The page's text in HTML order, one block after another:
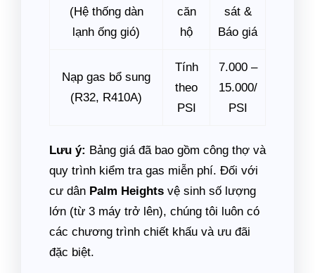
(Hệ thống dàn
lạnh ống gió)
căn
hộ
sát &
Báo giá
Nạp gas bổ sung
(R32, R410A)
Tính
theo
PSI
7.000 –
15.000/
PSI
Lưu ý: Bảng giá đã bao gồm công thợ và
quy trình kiểm tra gas miễn phí. Đối với
cư dân Palm Heights vệ sinh số lượng
lớn (từ 3 máy trở lên), chúng tôi luôn có
các chương trình chiết khấu và ưu đãi
đặc biệt.